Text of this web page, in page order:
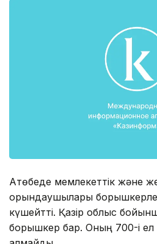
Ақтөбеде мемлекеттік және
орындаушылары
күшейтті. Қазір облыс
борышкер бар. Оның 700-і